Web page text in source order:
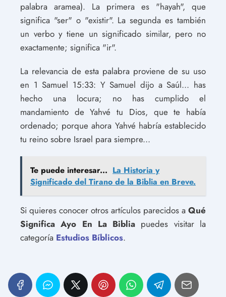
palabra aramea). La primera es "hayah", que
significa "ser" o "existir". La segunda es también
un verbo y tiene un significado similar, pero no
exactamente; significa "ir".
La relevancia de esta palabra proviene de su uso
en 1 Samuel 15:33: Y Samuel dijo a Saúl... has
hecho una locura; no has cumplido el
mandamiento de Yahvé tu Dios, que te había
ordenado; porque ahora Yahvé habría establecido
tu reino sobre Israel para siempre...
Te puede interesar... La Historia y
Significado del Tirano de la Biblia en Breve.
Si quieres conocer otros artículos parecidos a Qué
Significa Ayo En La Biblia puedes visitar la
categoría Estudios Bíblicos.